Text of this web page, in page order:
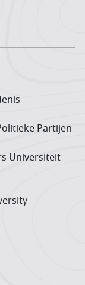
Partijen
Universiteit